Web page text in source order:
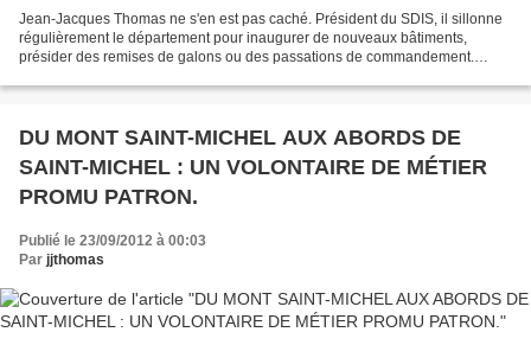
Jean-Jacques Thomas ne s'en est pas caché. Président du SDIS, il sillonne
régulièrement le département pour inaugurer de nouveaux bâtiments,
présider des remises de galons ou des passations de commandement.
DU MONT SAINT-MICHEL AUX ABORDS DE
SAINT-MICHEL : UN VOLONTAIRE DE MÉTIER
PROMU PATRON.
Publié le 23/09/2012 à 00:03
Par jjthomas